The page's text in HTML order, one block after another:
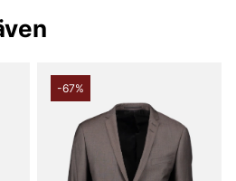
-67%